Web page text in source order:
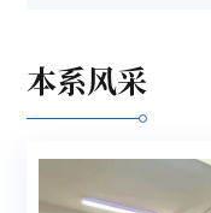
本系风采